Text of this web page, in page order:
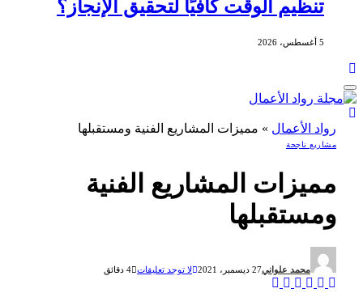
تنظيم الوقت كافيًا لتحقيق الإنجاز؟
5 أغسطس، 2026
رواد الأعمال» مميزات المشاريع الفنية ومستقبلها
مشاريع ناجحة
مميزات المشاريع الفنية
ومستقبلها
محمد علواني27 ديسمبر، 2021 لا توجد تعليقات 4 دقائق